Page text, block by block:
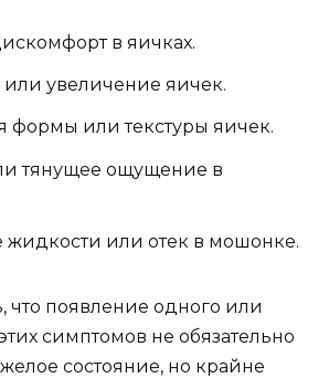
в яичках.
или увеличение яичек.
формы или текстуры яичек.
тянущее ощущение в
жидкости или отек в мошонке.
что появление одного или
симптомов не обязательно
состояние, но крайне